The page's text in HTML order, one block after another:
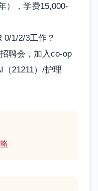
），学费15,000-
0/1/2/3工作？
聘会，加入co-op
21211）/护理